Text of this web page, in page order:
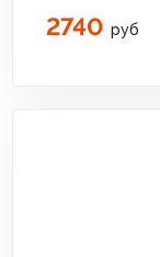
2740 руб